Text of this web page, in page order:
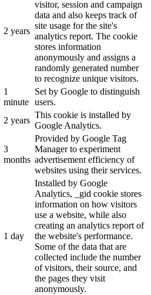
2 years
visitor, session and campaign
data and also keeps track of
site usage for the site's
analytics report. The cookie
stores information
anonymously and assigns a
randomly generated number
to recognize unique visitors.
1
minute
Set by Google to distinguish
users.
2 years
This cookie is installed by
Google Analytics.
3
months
Provided by Google Tag
Manager to experiment
advertisement efficiency of
websites using their services.
1 day
Installed by Google
Analytics, _gid cookie stores
information on how visitors
use a website, while also
creating an analytics report of
the website's performance.
Some of the data that are
collected include the number
of visitors, their source, and
the pages they visit
anonymously.